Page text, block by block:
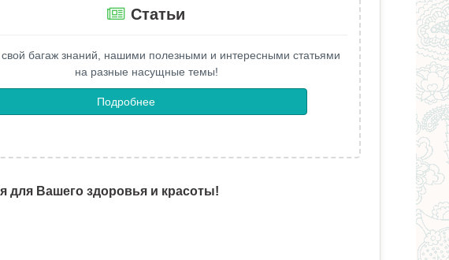
Статьи
багаж знаний, нашими полезными и интересными статьями
на разные насущные темы!
Подробнее
Вашего здоровья и красоты!